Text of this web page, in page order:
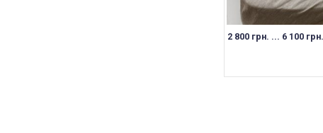
2 800 грн. ... 6 100 грн.